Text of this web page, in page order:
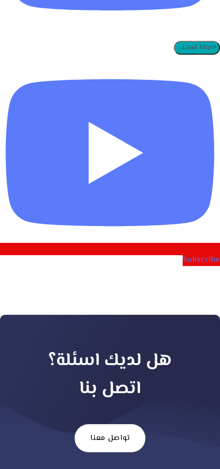
Load More...
Subscribe
هل لديك اسئلة؟
اتصل بنا
تواصل معنا